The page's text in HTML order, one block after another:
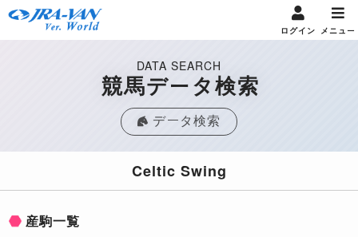
ログイン メニュー
DATA SEARCH
競馬データ検索
データ検索
Celtic Swing
産駒一覧